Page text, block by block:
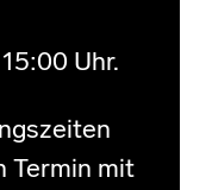
Uhr.
Termin mit